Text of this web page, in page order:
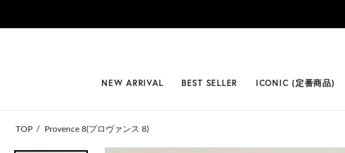
NEW ARRIVAL BEST SELLER ICONIC (定番商品)
TOP Provence 8(プロヴァンス 8)